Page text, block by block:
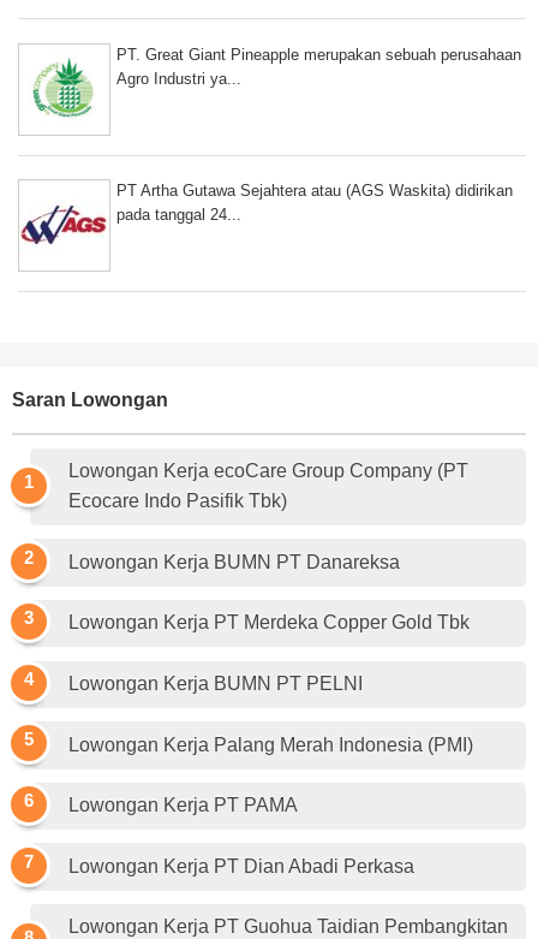
PT. Great Giant Pineapple merupakan sebuah perusahaan
Agro Industri ya...
PT Artha Gutawa Sejahtera atau (AGS Waskita) didirikan
pada tanggal 24...
Saran Lowongan
Lowongan Kerja ecoCare Group Company (PT
Ecocare Indo Pasifik Tbk)
Lowongan Kerja BUMN PT Danareksa
Lowongan Kerja PT Merdeka Copper Gold Tbk
Lowongan Kerja BUMN PT PELNI
Lowongan Kerja Palang Merah Indonesia (PMI)
Lowongan Kerja PT PAMA
Lowongan Kerja PT Dian Abadi Perkasa
Lowongan Kerja PT Guohua Taidian Pembangkitan